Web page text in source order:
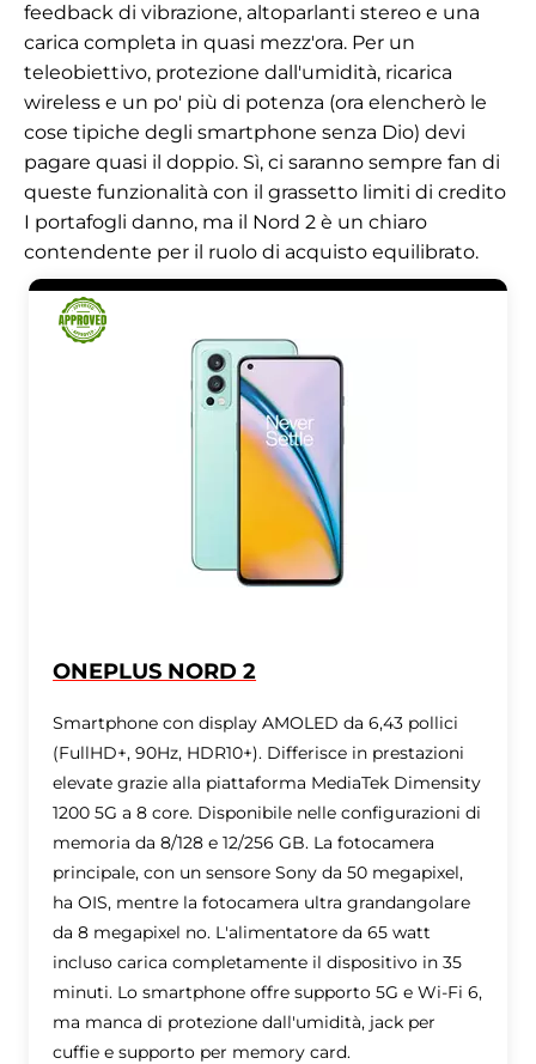
feedback di vibrazione, altoparlanti stereo e una
carica completa in quasi mezz'ora. Per un
teleobiettivo, protezione dall'umidità, ricarica
wireless e un po' più di potenza (ora elencherò le
cose tipiche degli smartphone senza Dio) devi
pagare quasi il doppio. Sì, ci saranno sempre fan di
queste funzionalità con il grassetto limiti di credito
I portafogli danno, ma il Nord 2 è un chiaro
contendente per il ruolo di acquisto equilibrato.
ONEPLUS NORD 2
Smartphone con display AMOLED da 6,43 pollici
(FullHD+, 90Hz, HDR10+). Differisce in prestazioni
elevate grazie alla piattaforma MediaTek Dimensity
1200 5G a 8 core. Disponibile nelle configurazioni di
memoria da 8/128 e 12/256 GB. La fotocamera
principale, con un sensore Sony da 50 megapixel,
ha OIS, mentre la fotocamera ultra grandangolare
da 8 megapixel no. L'alimentatore da 65 watt
incluso carica completamente il dispositivo in 35
minuti. Lo smartphone offre supporto 5G e Wi-Fi 6,
ma manca di protezione dall'umidità, jack per
cuffie e supporto per memory card.